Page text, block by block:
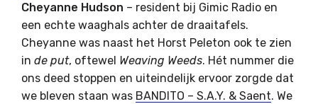
Cheyanne Hudson – resident bij Gimic Radio en
een echte waaghals achter de draaitafels.
Cheyanne was naast het Horst Peleton ook te zien
in de put, oftewel Weaving Weeds. Hét nummer die
ons deed stoppen en uiteindelijk ervoor zorgde dat
we bleven staan was BANDITO – S.A.Y. & Saent. We